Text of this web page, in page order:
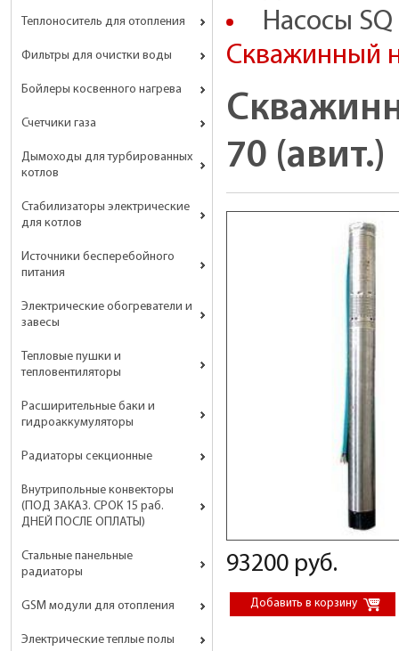
Теплоноситель для отопления
Фильтры для очистки воды
Бойлеры косвенного нагрева
Счетчики газа
Дымоходы для турбированных
котлов
Стабилизаторы электрические
для котлов
Источники бесперебойного
питания
Электрические обогреватели и
завесы
Тепловые пушки и
тепловентиляторы
Расширительные баки и
гидроаккумуляторы
Радиаторы секционные
Внутрипольные конвекторы
(ПОД ЗАКАЗ. СРОК 15 раб.
ДНЕЙ ПОСЛЕ ОПЛАТЫ)
Стальные панельные
радиаторы
GSM модули для отопления
Электрические теплые полы
Насосы SQ
Скважинный
70 (авит.)
93200 руб.